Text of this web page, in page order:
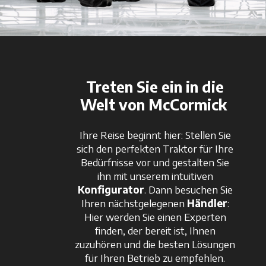
Treten Sie ein in die
Welt von McCormick
Ihre Reise beginnt hier: Stellen Sie
sich den perfekten Traktor für Ihre
Bedürfnisse vor und gestalten Sie
ihn mit unserem intuitiven
Konfigurator. Dann besuchen Sie
Ihren nächstgelegenen Händler:
Hier werden Sie einen Experten
finden, der bereit ist, Ihnen
zuzuhören und die besten Lösungen
für Ihren Betrieb zu empfehlen.